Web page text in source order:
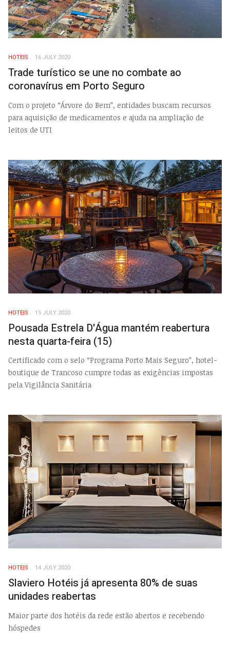
HOTEIS 16 JULY 2020
Trade turístico se une no combate ao
coronavírus em Porto Seguro
Com o projeto “Árvore do Bem”, entidades buscam recursos
para aquisição de medicamentos e ajuda na ampliação de
leitos de UTI
HOTEIS 15 JULY 2020
Pousada Estrela D'Água mantém reabertura
nesta quarta-feira (15)
Certificado com o selo “Programa Porto Mais Seguro”, hotel-
boutique de Trancoso cumpre todas as exigências impostas
pela Vigilância Sanitária
HOTEIS 14 JULY 2020
Slaviero Hotéis já apresenta 80% de suas
unidades reabertas
Maior parte dos hotéis da rede estão abertos e recebendo
hóspedes